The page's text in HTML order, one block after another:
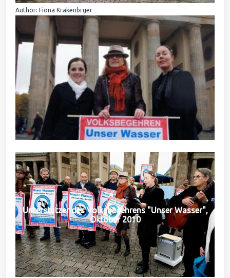
Author: Fiona Krakenbrger
Unterstützer des Volksbegehrens "Unser Wasser",
Oktober 2010